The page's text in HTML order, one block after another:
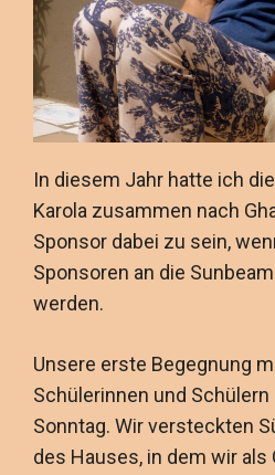
In diesem Jahr hatte ich
Karola zusammen nach
Sponsor dabei zu sein,
Sponsoren an die
werden.
Unsere erste Begegnung
Schülerinnen und
Sonntag. Wir versteckten
des Hauses, in dem wir